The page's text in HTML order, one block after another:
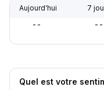
Aujourd’hui 7
-- --
Quel est votre